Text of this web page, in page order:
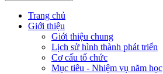
Trang chủ
Giới thiệu
Giới thiệu chung
Lịch sử hình thành phát triển
Cơ cấu tổ chức
Mục tiêu - Nhiệm vụ năm học